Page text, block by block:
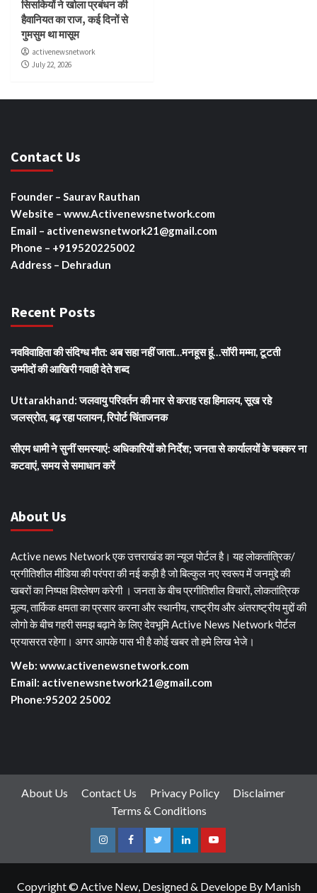
सिसकियों ने खोला प्रबंधन की
हैवानियत का राज, कई दिनों से
गुमसुम था मासूम
activenewsnetwork
July 22, 2026
Contact Us
Founder – Saurav Rauthan
Website – www.Activenewsnetwork.com
Email – activenewsnetwork21@gmail.com
Phone – +919520225002
Address – Dehradun
Recent Posts
नवविवाहिता की संदिग्ध मौत: अब सहा नहीं जाता…मनहूस हूं…सॉरी मम्मा, टूटती
उम्मीदों की आखिरी गवाही देते शब्द
Uttarakhand: जलवायु परिवर्तन की मार से कराह रहा हिमालय, सूख रहे
जलस्रोत, बढ़ रहा पलायन, रिपोर्ट चिंताजनक
सीएम धामी ने सुनीं समस्याएं: अधिकारियों को निर्देश; जनता से कार्यालयों के चक्कर ना
कटवाएं, समय से समाधान करें
About Us
Active news Network एक उत्तराखंड का न्यूज पोर्टल है। यह लोकतांत्रिक/
प्रगीतिशील मीडिया की परंपरा की नई कड़ी है जो बिल्कुल नए स्वरूप में जनमुद्दे की
खबरों का निष्पक्ष विश्लेषण करेगी । जनता के बीच प्रगीतिशील विचारों, लोकतांत्रिक
मूल्य, तार्किक क्षमता का प्रसार करना और स्थानीय, राष्ट्रीय और अंतराष्ट्रीय मुद्दों की
लोगो के बीच गहरी समझ बढ़ाने के लिए देवभूमि Active News Network पोर्टल
प्रयासरत रहेगा। अगर आपके पास भी है कोई खबर तो हमे लिख भेजे।
Web: www.activenewsnetwork.com
Email: activenewsnetwork21@gmail.com
Phone:95202 25002
About Us Contact Us Privacy Policy
Disclaimer
Terms & Conditions
InstagramFacebookTwitterLinkedinYoutube
Copyright © Active New, Designed & Develope By Manish